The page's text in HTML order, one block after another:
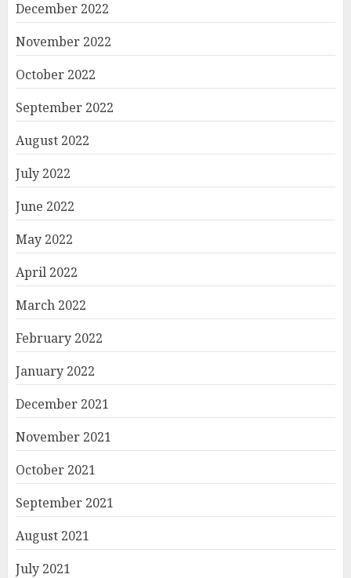
December 2022
November 2022
October 2022
September 2022
August 2022
July 2022
June 2022
May 2022
April 2022
March 2022
February 2022
January 2022
December 2021
November 2021
October 2021
September 2021
August 2021
July 2021